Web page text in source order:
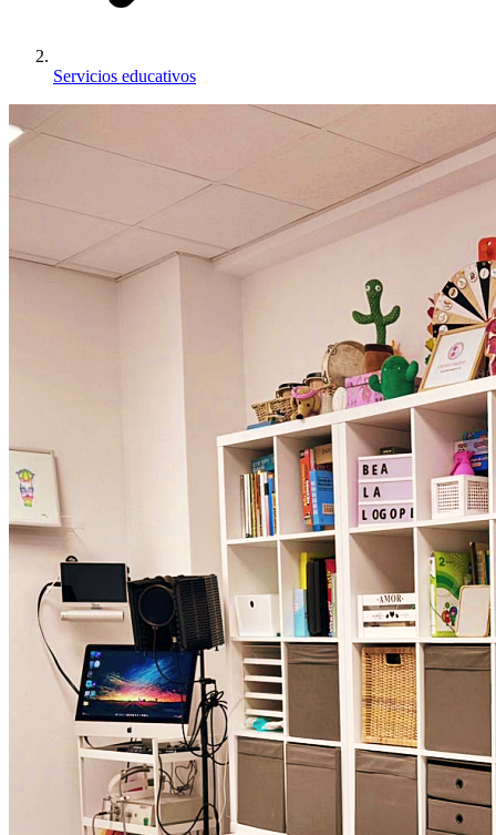
Servicios educativos